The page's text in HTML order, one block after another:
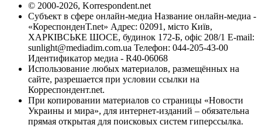
© 2000-2026, Korrespondent.net
Субъект в сфере онлайн-медиа Название онлайн-медиа -
«КореспонденТ.net» Адрес: 02091, місто Київ,
ХАРКІВСЬКЕ ШОСЕ, будинок 172-Б, офіс 208/1 E-mail:
sunlight@mediadim.com.ua Телефон: 044-205-43-00
Идентификатор медиа - R40-06068
Использование любых материалов, размещённых на
сайте, разрешается при условии ссылки на
Корреспондент.net.
При копировании материалов со страницы «Новости
Украины и мира», для интернет-изданий – обязательна
прямая открытая для поисковых систем гиперссылка.